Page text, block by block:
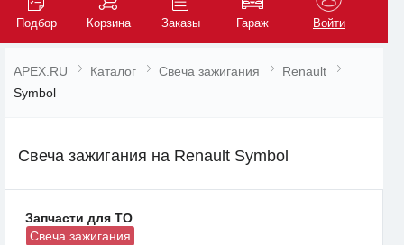
Подбор Корзина Заказы Гараж Войти
APEX.RU Каталог Свеча зажигания
Renault
Symbol
Свеча зажигания на Renault Symbol
Запчасти для ТО
Свеча зажигания